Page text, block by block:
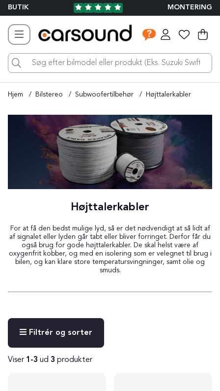
BUTIK MONTERING
.
Hjem Bilstereo Subwoofertilbehør Højttalerkabler
Højttalerkabler
For at få den bedst mulige lyd, så er det nødvendigt at så lidt af
af signalet eller lyden går tabt eller bliver forringet. Derfor får du
også brug for gode højttalerkabler. De skal helst være af
oxygenfrit kobber, og med en isolering som er velegnet til brug i
bilen, og kan klare store temperatursvingninger, samt olie og
smuds.
Filtrér og sorter
Viser 1-3 ud 3 produkter